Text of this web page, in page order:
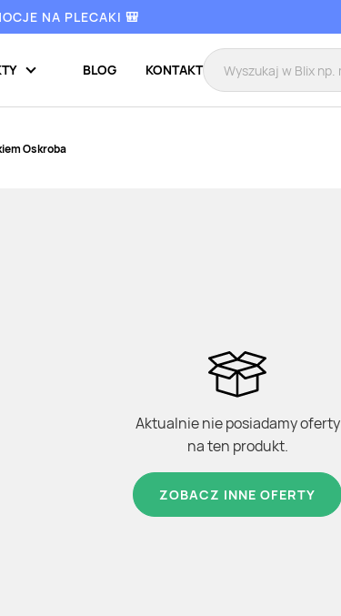
NA PLECAKI 🎒
BLOG KONTAKT
Oskroba
Aktualnie nie posiadamy oferty
na ten produkt.
ZOBACZ INNE OFERTY